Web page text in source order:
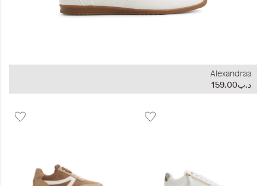
إصدار السفر و الرحلات
Alexandraa
د.ب159.00